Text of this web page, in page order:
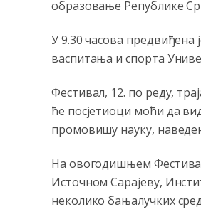
образовање Републике
У 9.30 часова предвиђена
васпитања и спорта
Фестивал, 12. по реду,
ће посјетиоци моћи да
промовишу науку,
На овогодишњем
Источном Сарајеву,
неколико бањалучких